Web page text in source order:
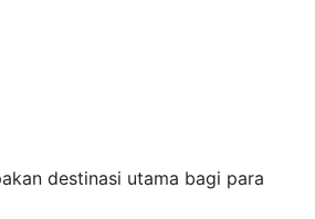
destinasi utama bagi para